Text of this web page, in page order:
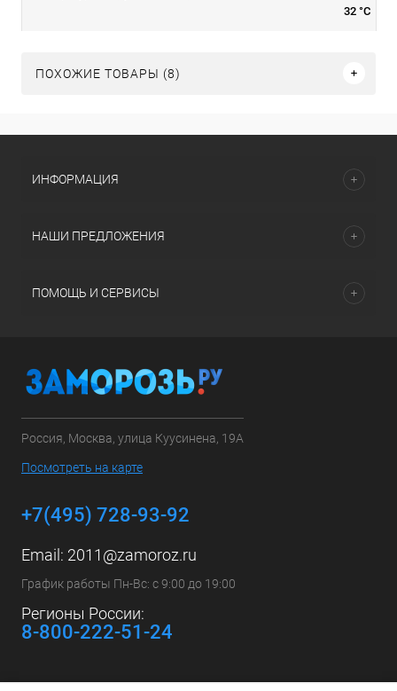
32 °С
ПОХОЖИЕ ТОВАРЫ (8)
ИНФОРМАЦИЯ
НАШИ ПРЕДЛОЖЕНИЯ
ПОМОЩЬ И СЕРВИСЫ
Россия, Москва, улица Куусинена, 19А
Посмотреть на карте
+7(495) 728-93-92
Email: 2011@zamoroz.ru
График работы Пн-Вс: с 9:00 до 19:00
Регионы России:
8-800-222-51-24